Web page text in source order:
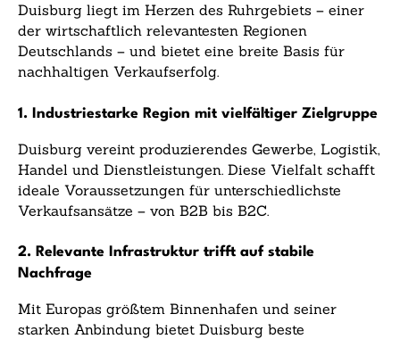
Duisburg liegt im Herzen des Ruhrgebiets – einer
der wirtschaftlich relevantesten Regionen
Deutschlands – und bietet eine breite Basis für
nachhaltigen Verkaufserfolg.
1. Industriestarke Region mit vielfältiger Zielgruppe
Duisburg vereint produzierendes Gewerbe, Logistik,
Handel und Dienstleistungen. Diese Vielfalt schafft
ideale Voraussetzungen für unterschiedlichste
Verkaufsansätze – von B2B bis B2C.
2. Relevante Infrastruktur trifft auf stabile
Nachfrage
Mit Europas größtem Binnenhafen und seiner
starken Anbindung bietet Duisburg beste